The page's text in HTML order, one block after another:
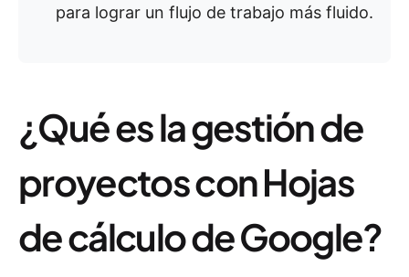
para lograr un flujo de trabajo más fluido.
¿Qué es la gestión de
proyectos con Hojas
de cálculo de Google?